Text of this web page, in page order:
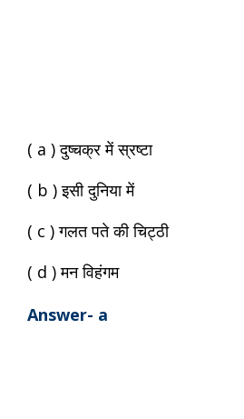
( a ) दुष्चक्र में स्रष्टा
( b ) इसी दुनिया में
( c ) गलत पते की चिट्ठी
( d ) मन विहंगम
Answer- a